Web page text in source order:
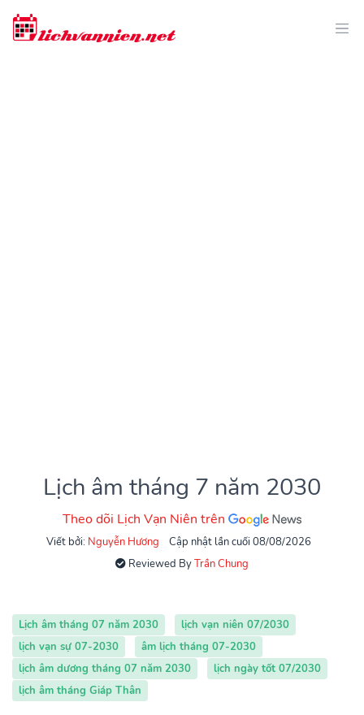
Lịch âm tháng 7 năm 2030
Theo dõi Lịch Vạn Niên trên
Viết bởi: Nguyễn Hương
Cập nhật lần cuối 08/08/2026
Reviewed ByTrần Chung
Lịch âm tháng 07 năm 2030
lịch vạn niên 07/2030
lịch vạn sự 07-2030
âm lịch tháng 07-2030
lịch âm dương tháng 07 năm 2030
lịch ngày tốt 07/2030
lịch âm tháng Giáp Thân